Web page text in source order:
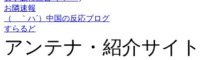
お隣速報
（ ｀ハ´）中国の反応ブログ
すらるど
アンテナ・紹介サイト